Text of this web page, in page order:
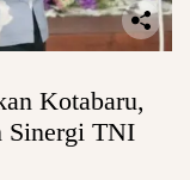
Kotabaru,
Sinergi TNI